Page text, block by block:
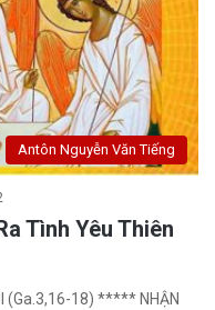
Antôn Nguyễn Văn Tiếng
Tình Yêu Thiên
(Ga.3,16-18) ***** NHẬN